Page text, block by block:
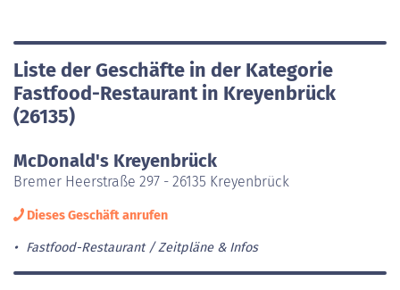
Liste der Geschäfte in der Kategorie
Fastfood-Restaurant in Kreyenbrück
(26135)
McDonald's Kreyenbrück
Bremer Heerstraße 297 - 26135 Kreyenbrück
Dieses Geschäft anrufen
Fastfood-Restaurant Zeitpläne & Infos